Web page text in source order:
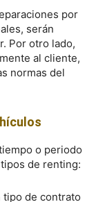
por
serán
Por otro lado,
al cliente,
normas del
o periodo
de renting:
tipo de contrato